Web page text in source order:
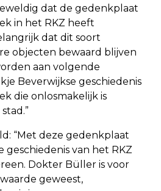
dat de gedenkplaat
in het RKZ heeft
dat dit soort
objecten bewaard blijven
aan volgende
Beverwijkse geschiedenis
die onlosmakelijk is
“Met deze gedenkplaat
van het RKZ
Dokter Büller is voor
geweest,